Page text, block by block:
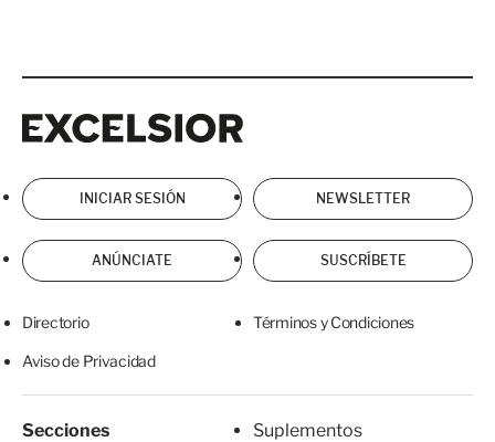
INICIAR SESIÓN NEWSLETTER
ANÚNCIATE SUSCRÍBETE
Directorio Términos y Condiciones
Aviso de Privacidad
Secciones
Suplementos